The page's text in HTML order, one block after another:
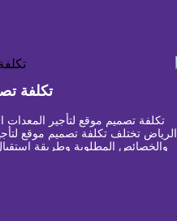
تكلفة
تكلفة تصميم موقع لتأجير المعدات
الرياض تختلف تكلفة تصميم موقع
والخصائص المطلوبة وطريقة